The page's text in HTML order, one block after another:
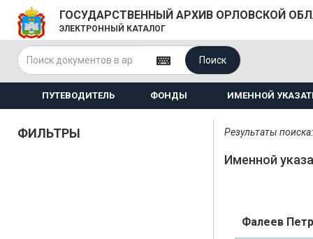
ГОСУДАРСТВЕННЫЙ АРХИВ ОРЛОВСКОЙ
ЭЛЕКТРОННЫЙ КАТАЛОГ
Поиск
ПУТЕВОДИТЕЛЬ ФОНДЫ ИМЕННОЙ
ФИЛЬТРЫ Результаты
Именной
Фалеев